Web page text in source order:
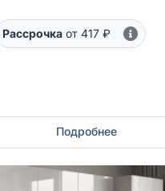
Рассрочка от 417 ₽
Подробнее